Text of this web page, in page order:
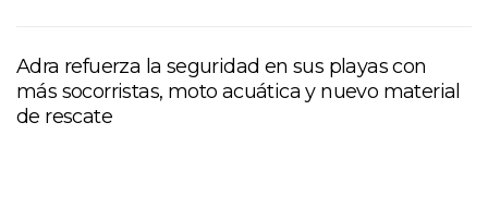
Adra refuerza la seguridad en sus playas con
más socorristas, moto acuática y nuevo material
de rescate